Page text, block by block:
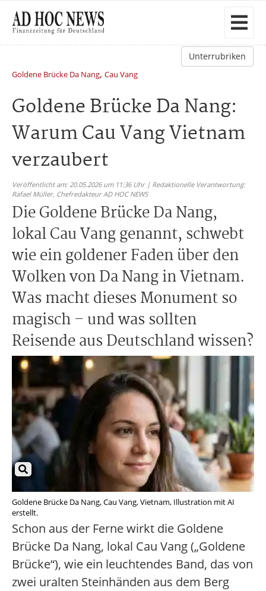
Unterrubriken
Goldene Brücke Da Nang, Cau Vang
Goldene Brücke Da Nang:
Warum Cau Vang Vietnam
verzaubert
Veröffentlicht am: 20.05.2026 um 11:36 Uhr | Redaktionelle Verantwortung:
Rafael Müller, Chefredakteur AD HOC NEWS
Die Goldene Brücke Da Nang,
lokal Cau Vang genannt, schwebt
wie ein goldener Faden über den
Wolken von Da Nang in Vietnam.
Was macht dieses Monument so
magisch – und was sollten
Reisende aus Deutschland wissen?
Goldene Brücke Da Nang, Cau Vang, Vietnam, Illustration mit AI
erstellt.
Schon aus der Ferne wirkt die Goldene
Brücke Da Nang, lokal Cau Vang („Goldene
Brücke“), wie ein leuchtendes Band, das von
zwei uralten Steinhänden aus dem Berg